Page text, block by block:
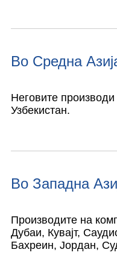
Во Средна
Неговите
Узбекистан.
Во Западна
Производите на
Дубаи, Кувајт,
Бахреин, Јордан,